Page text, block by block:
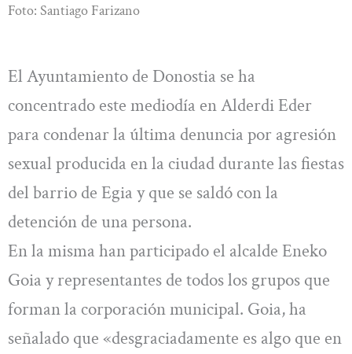
Foto: Santiago Farizano
El Ayuntamiento de Donostia se ha
concentrado este mediodía en Alderdi Eder
para condenar la última denuncia por agresión
sexual producida en la ciudad durante las fiestas
del barrio de Egia y que se saldó con la
detención de una persona.
En la misma han participado el alcalde Eneko
Goia y representantes de todos los grupos que
forman la corporación municipal. Goia, ha
señalado que «desgraciadamente es algo que en